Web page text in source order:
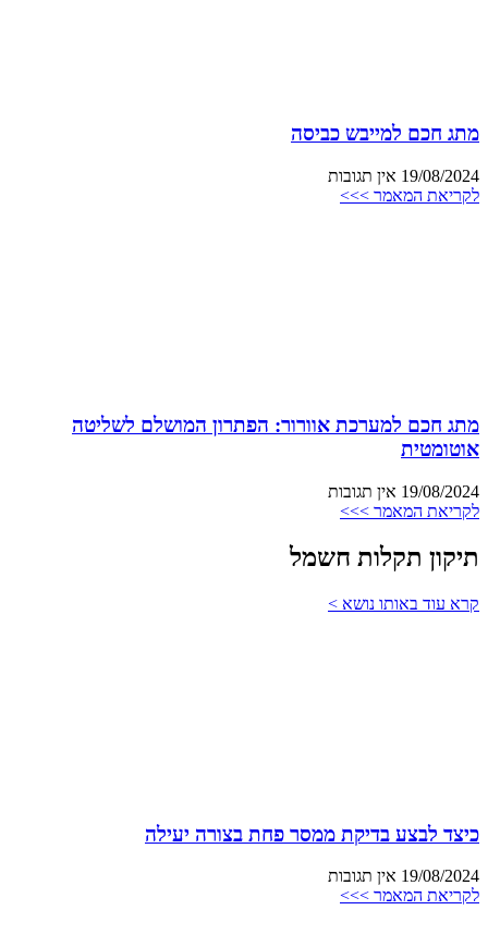
מתג חכם למייבש כביסה
19/08/2024 אין תגובות
לקריאת המאמר >>>
מתג חכם למערכת אוורור: הפתרון המושלם לשליטה
אוטומטית
19/08/2024 אין תגובות
לקריאת המאמר >>>
תיקון תקלות חשמל
קרא עוד באותו נושא >
כיצד לבצע בדיקת ממסר פחת בצורה יעילה
19/08/2024 אין תגובות
לקריאת המאמר >>>